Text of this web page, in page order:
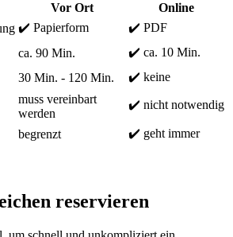
Vor Ort
Online
✔️ Papierform
✔️ PDF
ca. 90 Min.
✔️ ca. 10 Min.
30 Min. - 120 Min. ✔️ keine
muss vereinbart
werden
✔️ nicht notwendig
begrenzt ✔️ geht immer
reservieren